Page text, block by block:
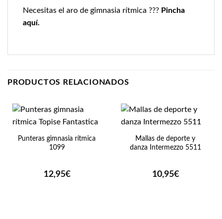
Necesitas el aro de gimnasia rítmica ??? Pincha
aquí.
PRODUCTOS RELACIONADOS
Punteras gimnasia rítmica
1099
12,95€
Mallas de deporte y
danza Intermezzo 5511
10,95€